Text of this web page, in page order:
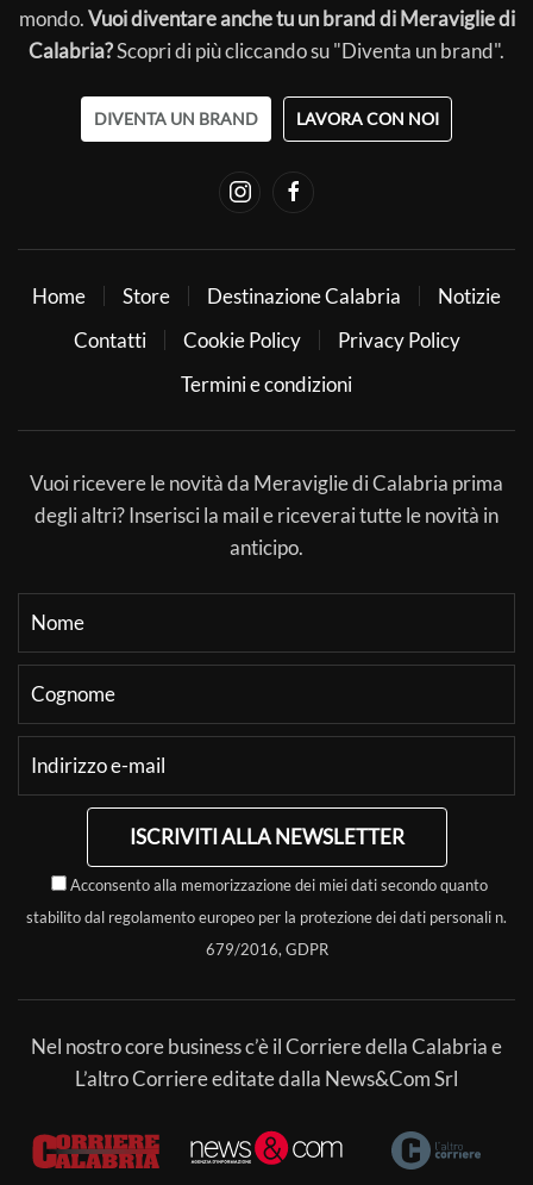
mondo.Vuoi diventare anche tu un brand di Meraviglie di
Calabria?Scopri di più cliccando su "Diventa un brand".
DIVENTA UN BRAND LAVORA CON NOI
Home Store Destinazione Calabria
Notizie
Contatti
Cookie Policy
Privacy Policy
Termini e condizioni
Vuoi ricevere le novità da Meraviglie di Calabria prima
degli altri? Inserisci la mail e riceverai tutte le novità in
anticipo.
ISCRIVITI ALLA NEWSLETTER
Acconsento alla memorizzazione dei miei dati secondo quanto
stabilito dal regolamento europeo per la protezione dei dati personali n.
679/2016, GDPR
Nel nostro core business c’è il Corriere della Calabria e
L’altro Corriere editate dalla News&Com Srl